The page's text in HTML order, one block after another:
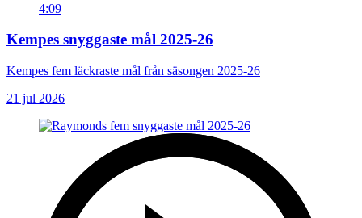
4:09
Kempes snyggaste mål 2025-26
Kempes fem läckraste mål från säsongen 2025-26
21 jul 2026